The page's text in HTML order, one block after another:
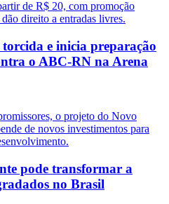
e inicia preparação
o ABC-RN na Arena
pode transformar a
no Brasil